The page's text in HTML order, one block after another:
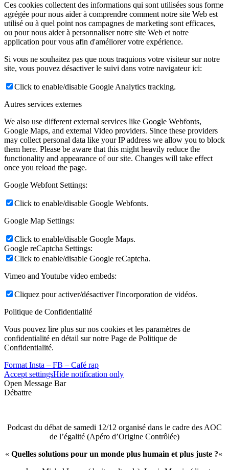
Ces cookies collectent des informations qui sont utilisées sous forme
agrégée pour nous aider à comprendre comment notre site Web est
utilisé ou à quel point nos campagnes de marketing sont efficaces,
ou pour nous aider à personnaliser notre site Web et notre
application pour vous afin d'améliorer votre expérience.
Si vous ne souhaitez pas que nous traquions votre visiteur sur notre
site, vous pouvez désactiver le suivi dans votre navigateur ici:
Click to enable/disable Google Analytics tracking.
Autres services externes
We also use different external services like Google Webfonts,
Google Maps, and external Video providers. Since these providers
may collect personal data like your IP address we allow you to block
them here. Please be aware that this might heavily reduce the
functionality and appearance of our site. Changes will take effect
once you reload the page.
Google Webfont Settings:
Click to enable/disable Google Webfonts.
Google Map Settings:
Click to enable/disable Google Maps.
Google reCaptcha Settings:
Click to enable/disable Google reCaptcha.
Vimeo and Youtube video embeds:
Cliquez pour activer/désactiver l'incorporation de vidéos.
Politique de Confidentialité
Vous pouvez lire plus sur nos cookies et les paramètres de
confidentialité en détail sur notre Page de Politique de
Confidentialité.
Format Insta – FB – Café rap
Accept settingsHide notification only
Open Message Bar
Débattre
Podcast du débat de samedi 12/12 organisé dans le cadre des AOC
de l’égalité (Apéro d’Origine Contrôlée)
« Quelles solutions pour un monde plus humain et plus juste ?«